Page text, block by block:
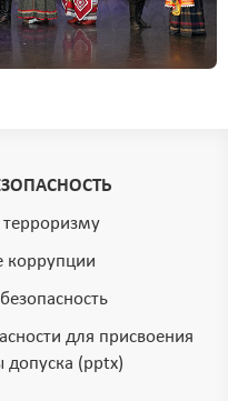
терроризму
коррупции
для присвоения
допуска (pptx)